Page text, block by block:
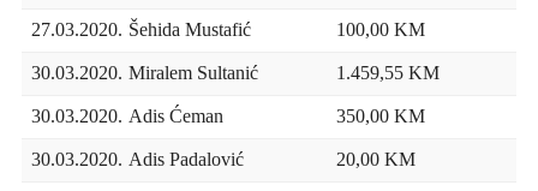
27.03.2020. Šehida Mustafić
100,00 KM
30.03.2020. Miralem Sultanić
1.459,55 KM
30.03.2020. Adis Ćeman
350,00 KM
30.03.2020. Adis Padalović
20,00 KM